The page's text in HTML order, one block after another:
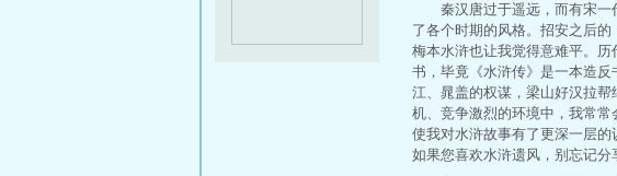
秦汉唐过于遥远，而有宋
了各个时期的风格。招安之后
梅本水浒也让我觉得意难平。
书，毕竟《水浒传》是一本造
江、晁盖的权谋，梁山好汉拉
机、竞争激烈的环境中，我常常
使我对水浒故事有了更深一层的
如果您喜欢水浒遗风，别忘记分